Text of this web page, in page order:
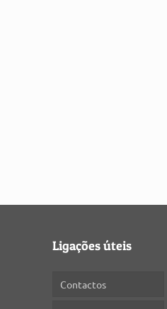
Ligações úteis
Contactos